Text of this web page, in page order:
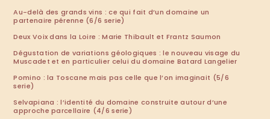
Au-delà des grands vins : ce qui fait d’un domaine un
partenaire pérenne (6/6 serie)
Deux Voix dans la Loire : Marie Thibault et Frantz Saumon
Dégustation de variations géologiques : le nouveau visage du
Muscadet et en particulier celui du domaine Batard Langelier
Pomino : la Toscane mais pas celle que l’on imaginait (5/6
serie)
Selvapiana : l’identité du domaine construite autour d’une
approche parcellaire (4/6 serie)